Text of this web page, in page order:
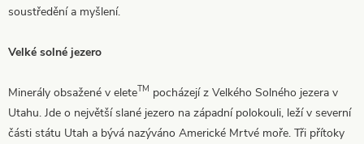
soustředění a myšlení.
Velké solné jezero
Minerály obsažené v eleteTM pocházejí z Velkého Solného jezera v
Utahu. Jde o největší slané jezero na západní polokouli, leží v severní
části státu Utah a bývá nazýváno Americké Mrtvé moře. Tři přítoky